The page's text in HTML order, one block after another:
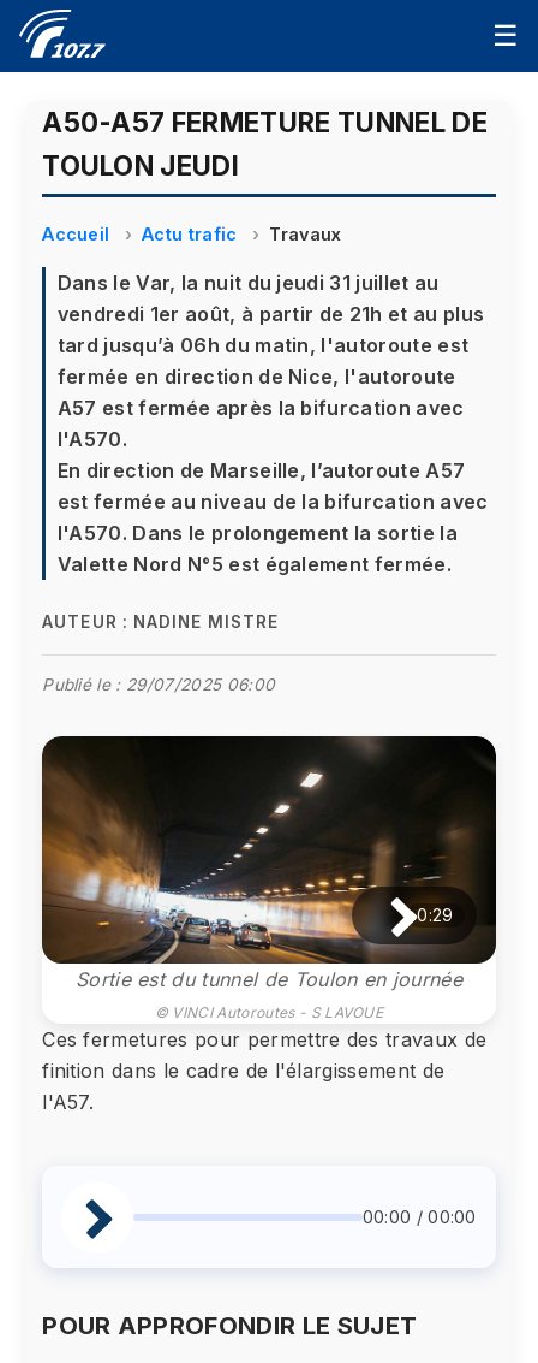
☰
A50-A57 FERMETURE TUNNEL DE
TOULON JEUDI
Accueil Actu trafic Travaux
Dans le Var, la nuit du jeudi 31 juillet au
vendredi 1er août, à partir de 21h et au plus
tard jusqu’à 06h du matin, l'autoroute est
fermée en direction de Nice, l'autoroute
A57 est fermée après la bifurcation avec
l'A570.
En direction de Marseille, l’autoroute A57
est fermée au niveau de la bifurcation avec
l'A570. Dans le prolongement la sortie la
Valette Nord N°5 est également fermée.
AUTEUR : NADINE MISTRE
Publié le : 29/07/2025 06:00
0:29
Sortie est du tunnel de Toulon en journée
© VINCI Autoroutes - S LAVOUE
Ces fermetures pour permettre des travaux de
finition dans le cadre de l'élargissement de
l'A57.
00:00 / 00:00
POUR APPROFONDIR LE SUJET